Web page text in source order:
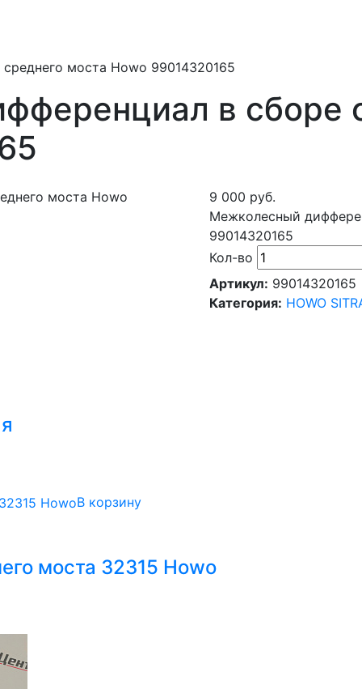
моста Howo 99014320165
в сборе
9 000 руб.
Межколесный
99014320165
Кол-во
Артикул: 99014320165
Категория: HOWO
В корзину
моста 32315 Howo